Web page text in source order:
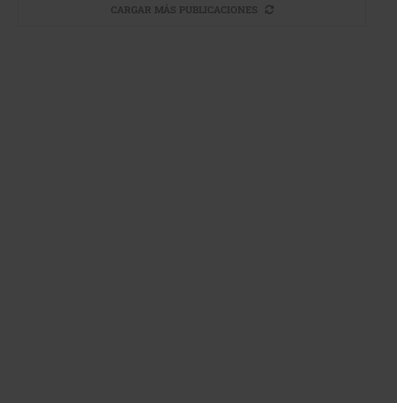
CARGAR MÁS PUBLICACIONES